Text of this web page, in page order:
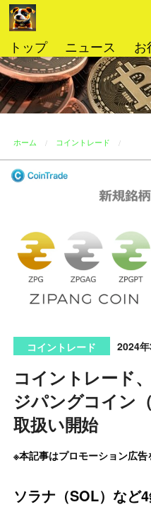
コ
ン
ン
ツ
へ
ス
プ
トップ ニュース お
ホーム コイントレード
コイントレード 2024
コイントレード
ジパングコイン
取扱い開始
※本記事はプロモーション広告
ソラナ（SOL）など